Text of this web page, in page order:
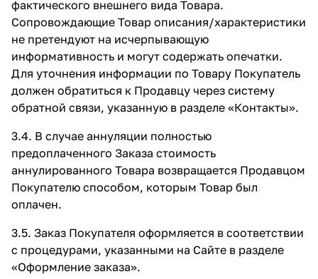
фактического внешнего вида Товара.
Сопровождающие Товар описания/характеристики
не претендуют на исчерпывающую
информативность и могут содержать опечатки.
Для уточнения информации по Товару Покупатель
должен обратиться к Продавцу через систему
обратной связи, указанную в разделе «Контакты».
3.4. В случае аннуляции полностью
предоплаченного Заказа стоимость
аннулированного Товара возвращается Продавцом
Покупателю способом, которым Товар был
оплачен.
3.5. Заказ Покупателя оформляется в соответствии
с процедурами, указанными на Сайте в разделе
«Оформление заказа».